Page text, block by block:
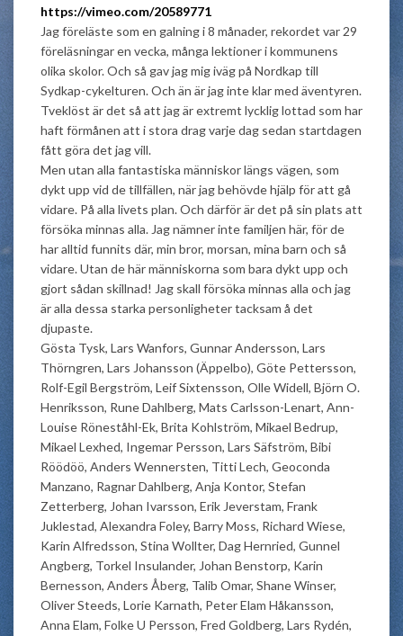
https://vimeo.com/20589771
Jag föreläste som en galning i 8 månader, rekordet var 29
föreläsningar en vecka, många lektioner i kommunens
olika skolor. Och så gav jag mig iväg på Nordkap till
Sydkap-cykelturen. Och än är jag inte klar med äventyren.
Tveklöst är det så att jag är extremt lycklig lottad som har
haft förmånen att i stora drag varje dag sedan startdagen
fått göra det jag vill.
Men utan alla fantastiska människor längs vägen, som
dykt upp vid de tillfällen, när jag behövde hjälp för att gå
vidare. På alla livets plan. Och därför är det på sin plats att
försöka minnas alla. Jag nämner inte familjen här, för de
har alltid funnits där, min bror, morsan, mina barn och så
vidare. Utan de här människorna som bara dykt upp och
gjort sådan skillnad! Jag skall försöka minnas alla och jag
är alla dessa starka personligheter tacksam å det
djupaste.
Gösta Tysk, Lars Wanfors, Gunnar Andersson, Lars
Thörngren, Lars Johansson (Äppelbo), Göte Pettersson,
Rolf-Egil Bergström, Leif Sixtensson, Olle Widell, Björn O.
Henriksson, Rune Dahlberg, Mats Carlsson-Lenart, Ann-
Louise Röneståhl-Ek, Brita Kohlström, Mikael Bedrup,
Mikael Lexhed, Ingemar Persson, Lars Säfström, Bibi
Röödöö, Anders Wennersten, Titti Lech, Geoconda
Manzano, Ragnar Dahlberg, Anja Kontor, Stefan
Zetterberg, Johan Ivarsson, Erik Jeverstam, Frank
Juklestad, Alexandra Foley, Barry Moss, Richard Wiese,
Karin Alfredsson, Stina Wollter, Dag Hernried, Gunnel
Angberg, Torkel Insulander, Johan Benstorp, Karin
Bernesson, Anders Åberg, Talib Omar, Shane Winser,
Oliver Steeds, Lorie Karnath, Peter Elam Håkansson,
Anna Elam, Folke U Persson, Fred Goldberg, Lars Rydén,